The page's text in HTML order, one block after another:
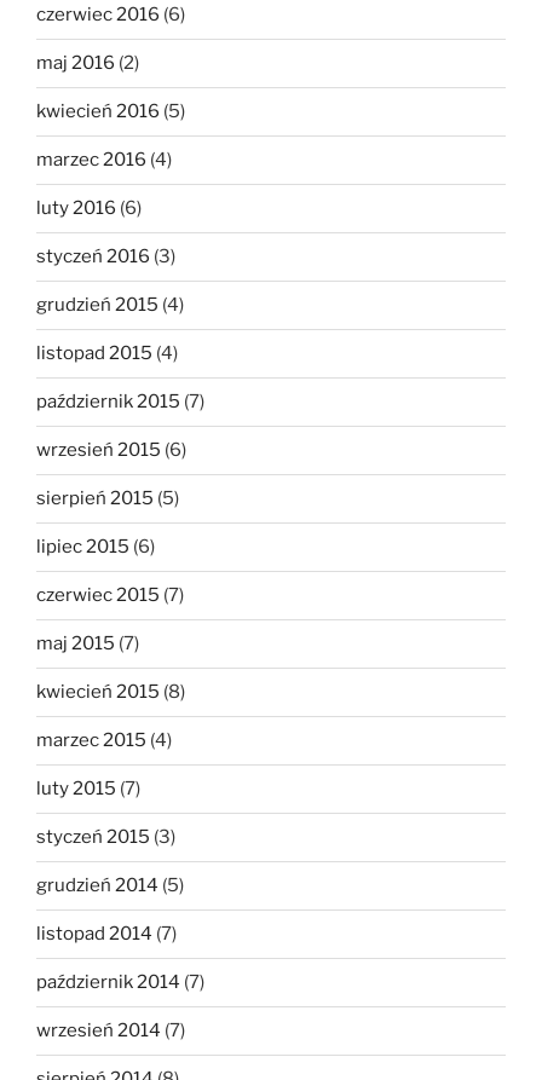
czerwiec 2016 (6)
maj 2016 (2)
kwiecień 2016 (5)
marzec 2016 (4)
luty 2016 (6)
styczeń 2016 (3)
grudzień 2015 (4)
listopad 2015 (4)
październik 2015 (7)
wrzesień 2015 (6)
sierpień 2015 (5)
lipiec 2015 (6)
czerwiec 2015 (7)
maj 2015 (7)
kwiecień 2015 (8)
marzec 2015 (4)
luty 2015 (7)
styczeń 2015 (3)
grudzień 2014 (5)
listopad 2014 (7)
październik 2014 (7)
wrzesień 2014 (7)